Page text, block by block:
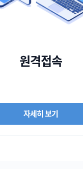
원격접속
자세히 보기